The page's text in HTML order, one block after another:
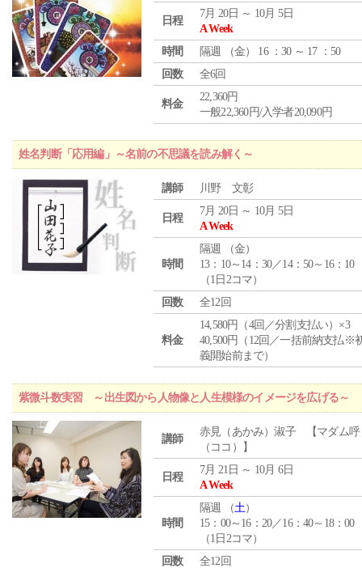
日程
7月 20日 ～ 10月 5日
A Week
時間
隔週 （金） 16 ：30 ～ 17 ：50
回数
全6回
料金
22,360円
一般22,360円/入学者20,090円
姓名判断「応用編」～名前の不思議を読み解く～
講師 川野 文彰
日程
7月 20日 ～ 10月 5日
A Week
時間
隔週 （金）
13：10～14：30／14：50～16：10
（1日2コマ）
回数
全12回
料金
14,580円（4回／分割支払い）×3
40,500円（12回／一括前納支払※
義開始前まで）
紫微斗数実習 ～出生図から人物像と人生模様のイメージを広げる～
講師
赤見（あかみ）淑子 【マダム呼
（ココ）】
日程
7月 21日 ～ 10月 6日
A Week
時間
隔週 （土）
15：00～16：20／16：40～18：00
（1日2コマ）
回数
全12回